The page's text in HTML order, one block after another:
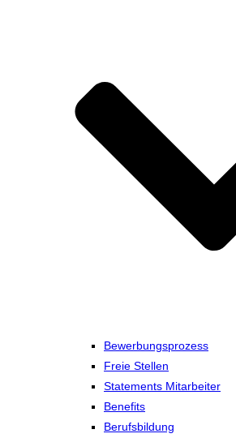
Bewerbungsprozess
Freie Stellen
Statements Mitarbeiter
Benefits
Berufsbildung